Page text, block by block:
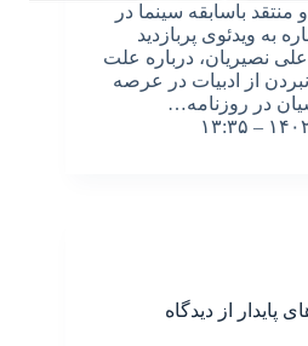
منتقد باسابقه سینما در
به ویدئوی پربازدید
علی نصیریان، درباره علت‌
از ادبیات در عرصه
در روزنامه…
پایدار از دیدگاه